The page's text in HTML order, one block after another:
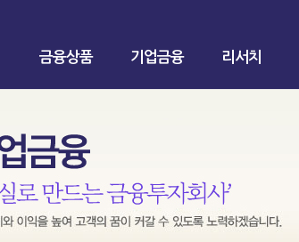
금융상품 기업금융 리서치